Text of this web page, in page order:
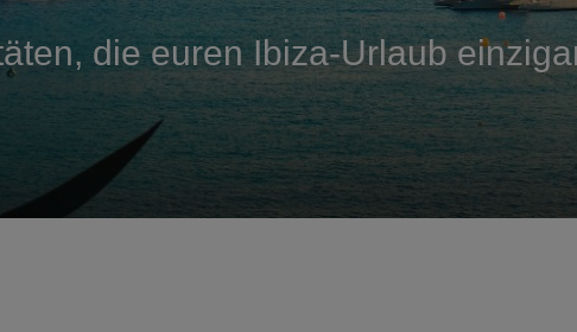
die euren Ibiza-Urlaub